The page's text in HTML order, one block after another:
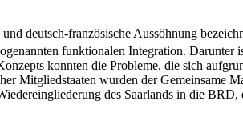
deutsch-französische Aussöhnung
funktionalen Integration. Darunter
konnten die Probleme, die sich
Mitgliedstaaten wurden der Gemeinsame
des Saarlands in die